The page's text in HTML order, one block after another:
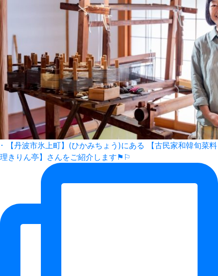
･ 【丹波市氷上町】(ひかみちょう)にある 【古民家和韓旬菜料
理きりん亭】さんをご紹介します⚑⚐